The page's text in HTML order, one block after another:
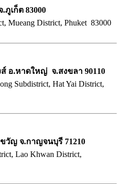
ภูเก็ต 83000
Mueang District, Phuket 83000
อ.หาดใหญ่ จ.สงขลา 90110
Subdistrict, Hat Yai District,
วัญ จ.กาญจนบุรี 71210
Lao Khwan District,